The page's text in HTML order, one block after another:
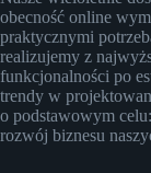
obecność online
praktycznymi
realizujemy z
funkcjonalności po
trendy w
o podstawowym
rozwój biznesu